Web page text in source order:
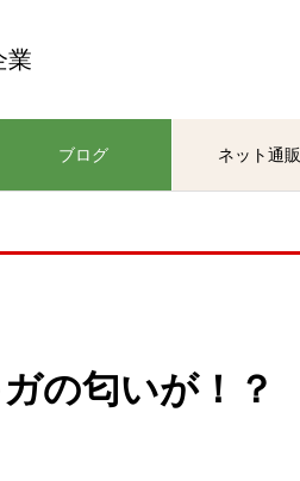
業
ブログ ネット通販
の匂いが！？